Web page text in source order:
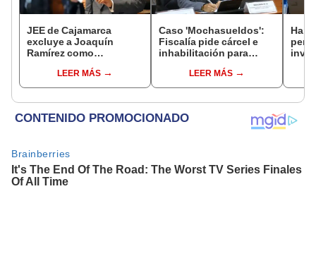
JEE de Cajamarca
excluye a Joaquín
Ramírez como
regional por ocultar
sentencia
LEER MÁS
Caso 'Mochasueldos':
Fiscalía pide cárcel e
inhabilitación para
fujimorista María
Cordero Jon Tay
LEER MÁS